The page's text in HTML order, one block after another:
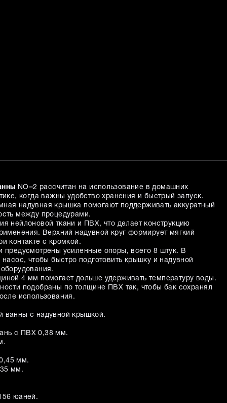
NO=2 рассчитан на использование в домашних
когда важны удобство хранения и быстрый запуск.
надувная крышка помогают поддерживать аккуратный
между процедурами.
нейлоновой ткани и ПВХ, что делает конструкцию
Верхний надувной круг формирует мягкий
контакте с кромкой.
предусмотрены усиленные опоры, всего 8 штук. В
чтобы быстро подготовить крышку и надувной
4 мм помогает дольше удерживать температуру воды.
подобраны по толщине ПВХ так, чтобы бак сохранял
использования.
ванны с надувной крышкой.
с ПВХ 0,38 мм.
мм.
мм.
юаней.